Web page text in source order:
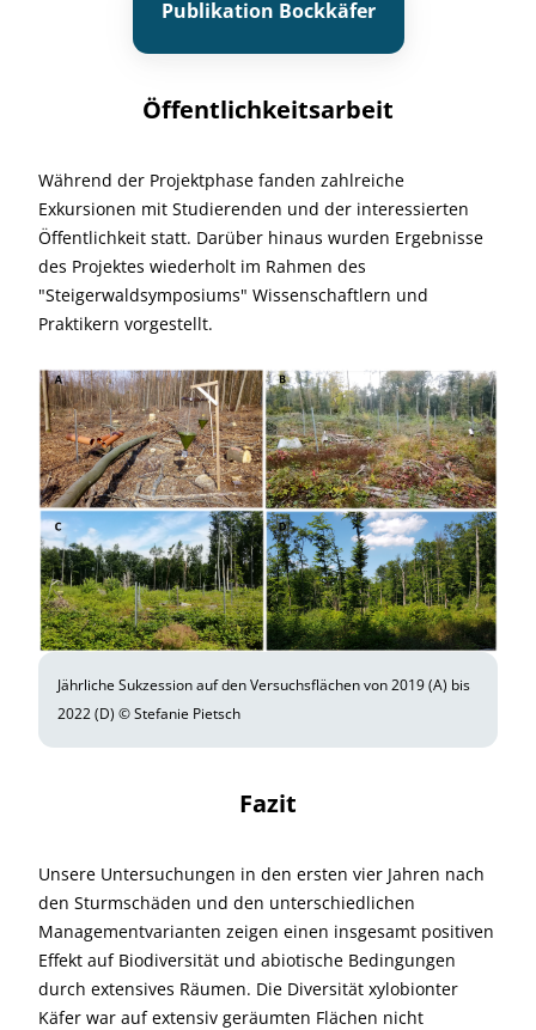
Publikation Bockkäfer
Öffentlichkeitsarbeit
Während der Projektphase fanden zahlreiche
Exkursionen mit Studierenden und der interessierten
Öffentlichkeit statt. Darüber hinaus wurden Ergebnisse
des Projektes wiederholt im Rahmen des
"Steigerwaldsymposiums" Wissenschaftlern und
Praktikern vorgestellt.
Jährliche Sukzession auf den Versuchsflächen von 2019 (A) bis
2022 (D) © Stefanie Pietsch
Fazit
Unsere Untersuchungen in den ersten vier Jahren nach
den Sturmschäden und den unterschiedlichen
Managementvarianten zeigen einen insgesamt positiven
Effekt auf Biodiversität und abiotische Bedingungen
durch extensives Räumen. Die Diversität xylobionter
Käfer war auf extensiv geräumten Flächen nicht